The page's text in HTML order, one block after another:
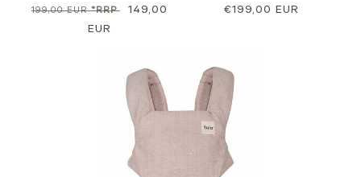
Prezzo
199,00 EUR*RRP
Prezzo
149,00
EUR
Prezzo
€199,00 EUR